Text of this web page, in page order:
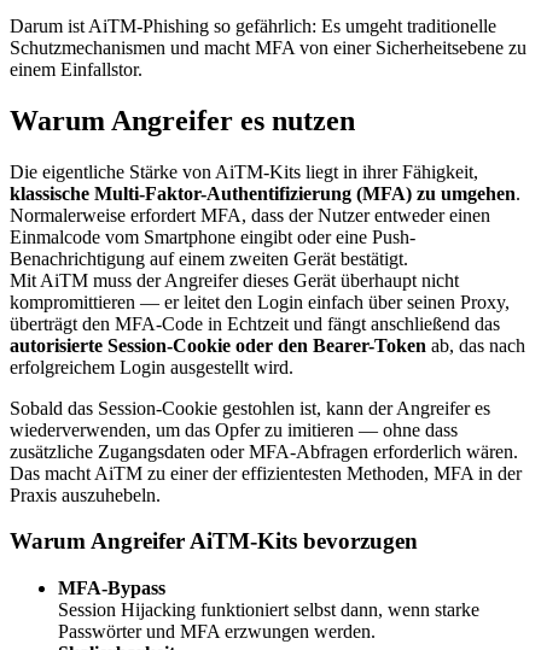
Darum ist AiTM-Phishing so gefährlich: Es umgeht traditionelle
Schutzmechanismen und macht MFA von einer Sicherheitsebene zu
einem Einfallstor.
Warum Angreifer es nutzen
Die eigentliche Stärke von AiTM-Kits liegt in ihrer Fähigkeit,
klassische Multi-Faktor-Authentifizierung (MFA) zu umgehen.
Normalerweise erfordert MFA, dass der Nutzer entweder einen
Einmalcode vom Smartphone eingibt oder eine Push-
Benachrichtigung auf einem zweiten Gerät bestätigt.
Mit AiTM muss der Angreifer dieses Gerät überhaupt nicht
kompromittieren — er leitet den Login einfach über seinen Proxy,
überträgt den MFA-Code in Echtzeit und fängt anschließend das
autorisierte Session-Cookie oder den Bearer-Token ab, das nach
erfolgreichem Login ausgestellt wird.
Sobald das Session-Cookie gestohlen ist, kann der Angreifer es
wiederverwenden, um das Opfer zu imitieren — ohne dass
zusätzliche Zugangsdaten oder MFA-Abfragen erforderlich wären.
Das macht AiTM zu einer der effizientesten Methoden, MFA in der
Praxis auszuhebeln.
Warum Angreifer AiTM-Kits bevorzugen
MFA-Bypass
Session Hijacking funktioniert selbst dann, wenn starke
Passwörter und MFA erzwungen werden.